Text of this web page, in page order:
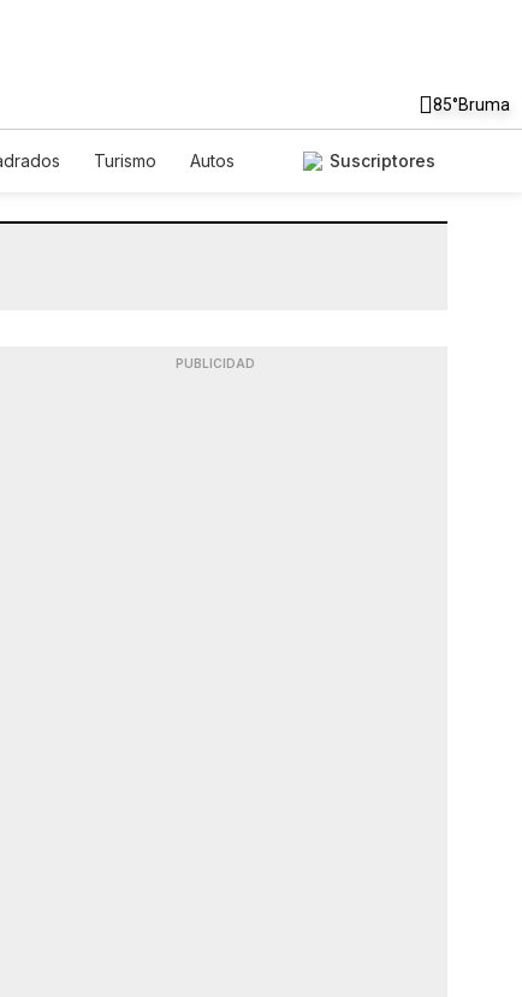
85°Bruma
Turismo
Autos
Suscriptores
PUBLICIDAD